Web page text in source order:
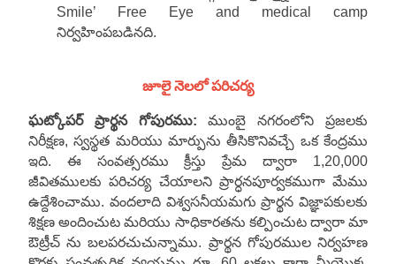
Smile’ Free Eye and medical camp
నిర్వహింపబడినది.
జూలై నెలలో పరిచర్య
ఘట్కోపర్ ప్రార్థన గోపురము: ముంబై నగరంలోని ప్రజలకు
నిరీక్షణ, స్వస్థత మరియు మార్పును తీసికొనివచ్చే ఒక కేంద్రము
ఇది. ఈ సంవత్సరము క్రీస్తు ప్రేమ ద్వారా 1,20,000
జీవితములకు పరిచర్య చేయాలని ప్రార్ధనపూర్వకముగా మేము
ఉద్దేశించాము. వందలాది విశ్వసనీయమగు ప్రార్థన విజ్ఞాపకులకు
శిక్షణ అందించుట మరియు సాధికారతను కల్పించుట ద్వారా మా
ఔట్రీచ్ ను బలపరచుచున్నాము. ప్రార్థన గోపురముల నిర్వహణ